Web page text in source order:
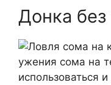
Донка
ужения сома на
использоваться